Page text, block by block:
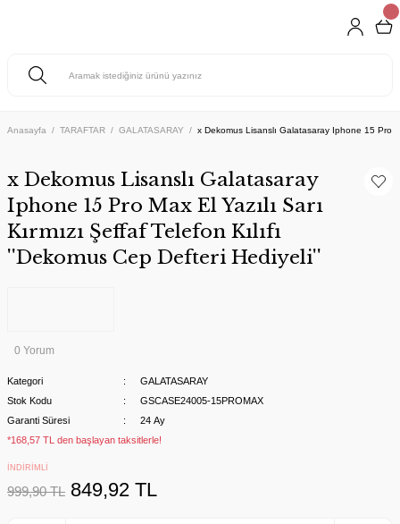
Anasayfa TARAFTAR GALATASARAY x Dekomus Lisanslı Galatasaray Iphone 15 Pro
x Dekomus Lisanslı Galatasaray
Iphone 15 Pro Max El Yazılı Sarı
Kırmızı Şeffaf Telefon Kılıfı
''Dekomus Cep Defteri Hediyeli''
0 Yorum
Kategori
GALATASARAY
Stok Kodu
GSCASE24005-15PROMAX
Garanti Süresi
24 Ay
*168,57 TL den başlayan taksitlerle!
İNDİRİMLİ
999,90 TL 849,92 TL